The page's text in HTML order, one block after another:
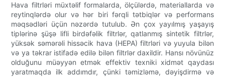
Hava filtrləri müxtəlif formalarda, ölçülərdə, materiallarda və
reytinqlərdə olur və hər biri fərqli tətbiqlər və performans
məqsədləri üçün nəzərdə tutulub. Ən çox yayılmış yaşayış
tiplərinə şüşə lifli birdəfəlik filtrlər, qatlanmış sintetik filtrlər,
yüksək səmərəli hissəcik hava (HEPA) filtrləri və yuyula bilən
və ya təkrar istifadə edilə bilən filtrlər daxildir. Hansı növünüz
olduğunu müəyyən etmək effektiv texniki xidmət qaydası
yaratmaqda ilk addımdır, çünki təmizləmə, dəyişdirmə və